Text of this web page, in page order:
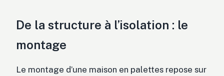
De la structure à l’isolation : le
montage
Le montage d’une maison en palettes repose sur